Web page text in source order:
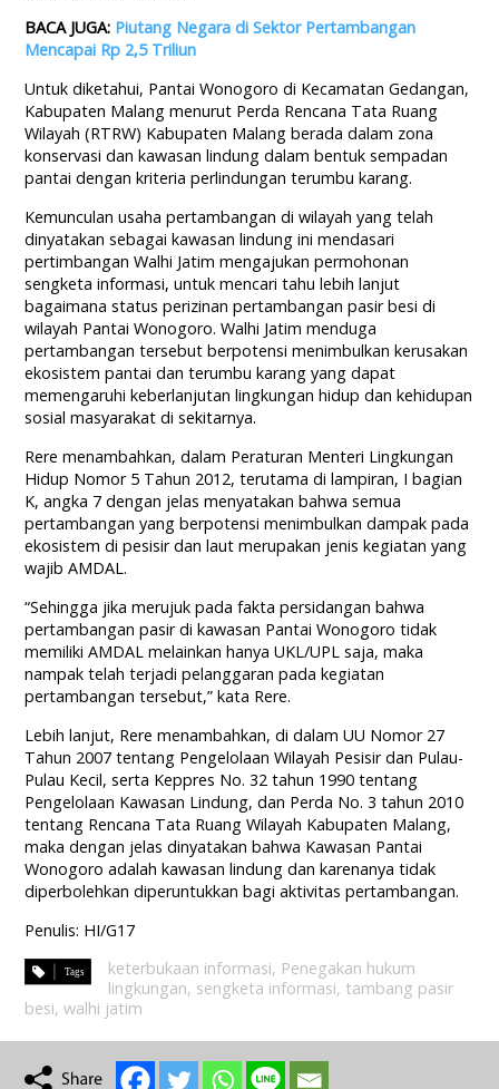
BACA JUGA: Piutang Negara di Sektor Pertambangan
Mencapai Rp 2,5 Triliun
Untuk diketahui, Pantai Wonogoro di Kecamatan Gedangan,
Kabupaten Malang menurut Perda Rencana Tata Ruang
Wilayah (RTRW) Kabupaten Malang berada dalam zona
konservasi dan kawasan lindung dalam bentuk sempadan
pantai dengan kriteria perlindungan terumbu karang.
Kemunculan usaha pertambangan di wilayah yang telah
dinyatakan sebagai kawasan lindung ini mendasari
pertimbangan Walhi Jatim mengajukan permohonan
sengketa informasi, untuk mencari tahu lebih lanjut
bagaimana status perizinan pertambangan pasir besi di
wilayah Pantai Wonogoro. Walhi Jatim menduga
pertambangan tersebut berpotensi menimbulkan kerusakan
ekosistem pantai dan terumbu karang yang dapat
memengaruhi keberlanjutan lingkungan hidup dan kehidupan
sosial masyarakat di sekitarnya.
Rere menambahkan, dalam Peraturan Menteri Lingkungan
Hidup Nomor 5 Tahun 2012, terutama di lampiran, I bagian
K, angka 7 dengan jelas menyatakan bahwa semua
pertambangan yang berpotensi menimbulkan dampak pada
ekosistem di pesisir dan laut merupakan jenis kegiatan yang
wajib AMDAL.
“Sehingga jika merujuk pada fakta persidangan bahwa
pertambangan pasir di kawasan Pantai Wonogoro tidak
memiliki AMDAL melainkan hanya UKL/UPL saja, maka
nampak telah terjadi pelanggaran pada kegiatan
pertambangan tersebut,” kata Rere.
Lebih lanjut, Rere menambahkan, di dalam UU Nomor 27
Tahun 2007 tentang Pengelolaan Wilayah Pesisir dan Pulau-
Pulau Kecil, serta Keppres No. 32 tahun 1990 tentang
Pengelolaan Kawasan Lindung, dan Perda No. 3 tahun 2010
tentang Rencana Tata Ruang Wilayah Kabupaten Malang,
maka dengan jelas dinyatakan bahwa Kawasan Pantai
Wonogoro adalah kawasan lindung dan karenanya tidak
diperbolehkan diperuntukkan bagi aktivitas pertambangan.
Penulis: HI/G17
keterbukaan informasi, Penegakan hukum
lingkungan, sengketa informasi, tambang pasir
besi,walhi jatim